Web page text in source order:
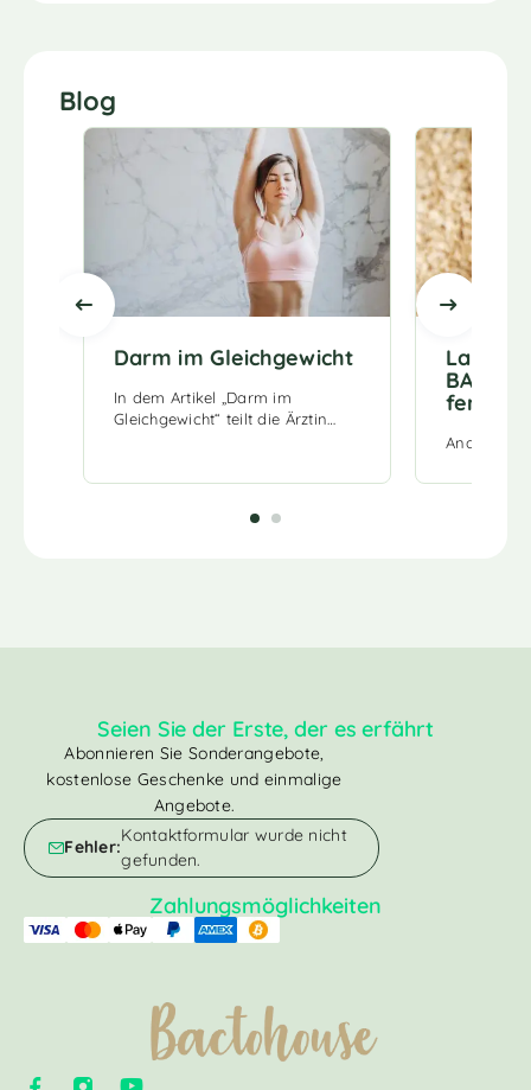
Blog
Darm im Gleichgewicht
In dem Artikel „Darm im
Gleichgewicht“ teilt die Ärztin…
Seien Sie der Erste, der es erfährt
Abonnieren Sie Sonderangebote,
kostenlose Geschenke und einmalige
Angebote.
Fehler:
Kontaktformular wurde nicht
gefunden.
Zahlungsmöglichkeiten